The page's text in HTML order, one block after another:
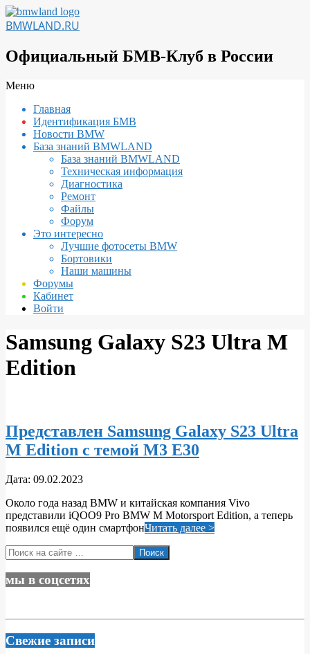
Перейти
к
BMWLAND.RU
Официальный БМВ-Клуб в России
Вторичное
навигации
Меню
Главная
Идентификация БМВ
Новости BMW
База знаний BMWLAND
База знаний BMWLAND
Техническая информация
Диагностика
Ремонт
Файлы
Форум
Это интересно
Лучшие фотосеты BMW
Бортовики
Наши машины
Форумы
Кабинет
Войти
Samsung Galaxy S23 Ultra M
Edition
Представлен Samsung Galaxy S23 Ultra
M Edition с темой M3 E30
2023-
09
Дата: 09.02.2023
Около года назад BMW и китайская компания Vivo
представили iQOO9 Pro BMW M Motorsport Edition, а теперь
появился ещё один смартфонЧитать далее >
Поиск
мы в соцсетях
Свежие записи